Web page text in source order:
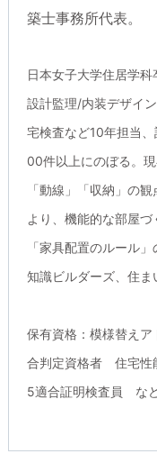
築士事務所代表。
日本女子大学住居学
設計監理/内装デザイ
宅検査など10年担当
00件以上にのぼる。
「動線」「収納」の
より、機能的な部屋
「家具配置のルール
知識ビルダーズ、住ま
保有資格：模様替え
合判定資格者 住宅
5適合証明検査員 な